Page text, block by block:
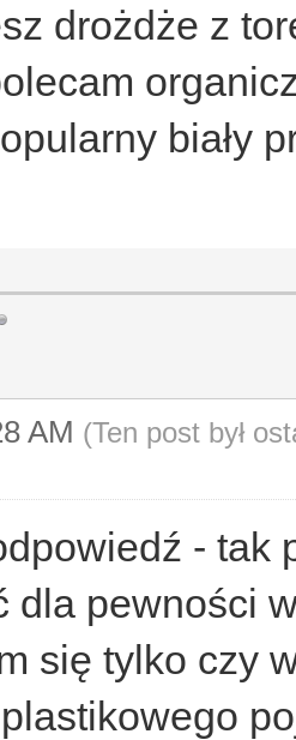
drożdże z
biały
AM (Ten post był
- tak
dla pewności
się tylko czy